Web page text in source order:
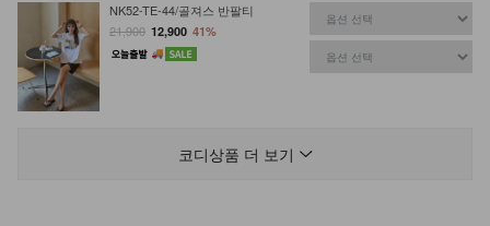
NK52-TE-44/골져스 반팔티
21,900 12,900 41%
코디상품 더 보기